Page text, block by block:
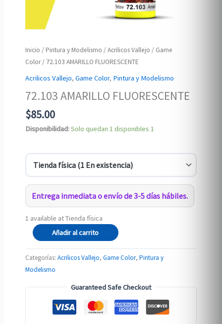
Inicio / Pintura y Modelismo /Acrilicos Vallejo / Game
Color/ 72.103 AMARILLO FLUORESCENTE
Acrilicos Vallejo,Game Color, Pintura y Modelismo
72.103 AMARILLO FLUORESCENTE
$85.00
Disponibilidad:Solo quedan 1 disponibles 1
Entrega inmediata o envío de 3-5 días hábiles.
1 available at Tienda física
72.103
AMARILLO
FLUORESCENTE
cantidad
Añadir al carrito
Categorías:Acrilicos Vallejo,Game Color,Pintura y
Modelismo
Guaranteed Safe Checkout